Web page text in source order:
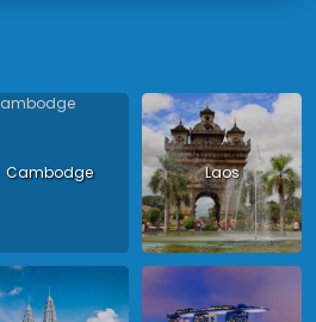
Cambodge Laos